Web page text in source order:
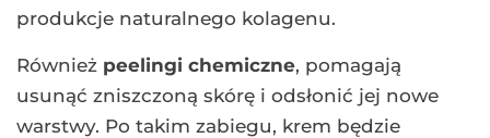
produkcje naturalnego kolagenu.
Również peelingi chemiczne, pomagają
usunąć zniszczoną skórę i odsłonić jej nowe
warstwy. Po takim zabiegu, krem będzie